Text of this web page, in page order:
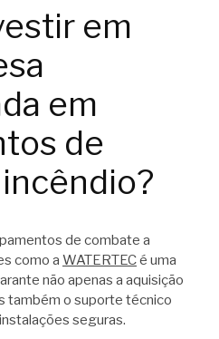
em
em
de
de combate a
como a WATERTECé uma
não apenas a aquisição
também o suporte técnico
seguras.